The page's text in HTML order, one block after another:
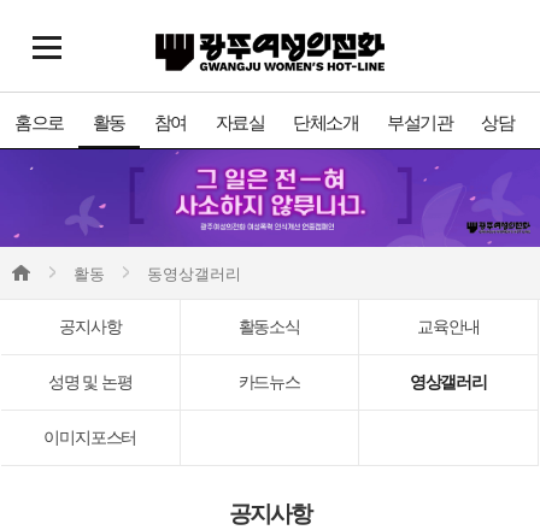
홈으로 활동 참여 자료실 단체소개 부설기관 상담
활동 동영상갤러리
공지사항 활동소식 교육안내
성명 및 논평 카드뉴스 영상갤러리
이미지포스터
공지사항